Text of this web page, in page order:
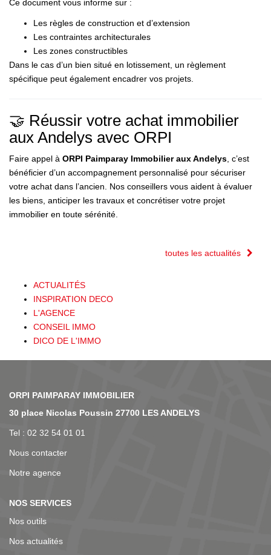
Ce document vous informe sur :
Les règles de construction et d’extension
Les contraintes architecturales
Les zones constructibles
Dans le cas d’un bien situé en lotissement, un règlement
spécifique peut également encadrer vos projets.
🤝 Réussir votre achat immobilier
aux Andelys avec ORPI
Faire appel à ORPI Paimparay Immobilier aux Andelys , c’est
bénéficier d’un accompagnement personnalisé pour sécuriser
votre achat dans l’ancien. Nos conseillers vous aident à évaluer
les biens, anticiper les travaux et concrétiser votre projet
immobilier en toute sérénité.
toutes les actualités
ACTUALITÉS
INSPIRATION DECO
L'AGENCE
CONSEIL IMMO
DICO DE L'IMMO
NOS AGENCES
30 place Nicolas Poussin 27700 LES ANDELYS
Tel : 02 32 54 01 01
Nous contacter
Notre agence
NOS SERVICES
Nos outils
Nos actualités